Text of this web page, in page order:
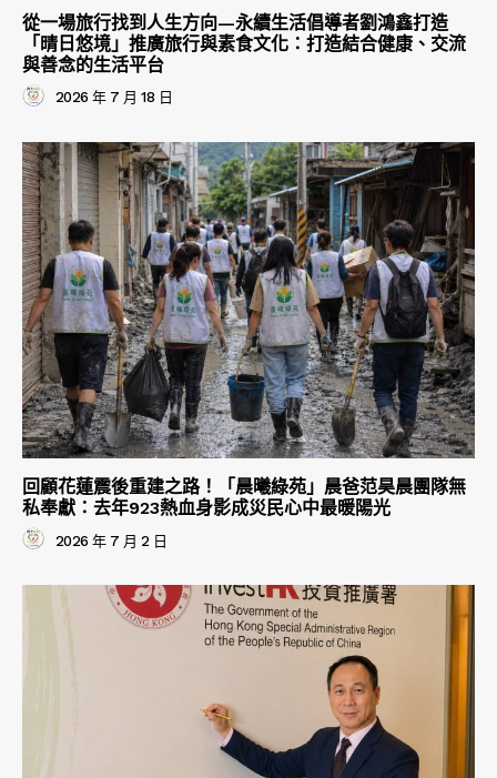
從一場旅行找到人生方向—永續生活倡導者劉鴻鑫打造
「晴日悠境」推廣旅行與素食文化：打造結合健康、交流
與善念的生活平台
2026 年 7 月 18 日
回顧花蓮震後重建之路！「晨曦綠苑」晨爸范昊晨團隊無
私奉獻：去年923熱血身影成災民心中最暖陽光
2026 年 7 月 2 日